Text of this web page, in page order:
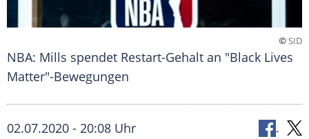
©SID
NBA: Mills spendet Restart-Gehalt an "Black Lives
Matter"-Bewegungen
02.07.2020 - 20:08 Uhr